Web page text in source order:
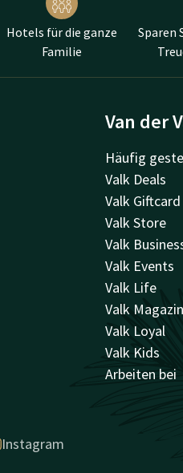
Hotels für die ganze
Familie
Sparen
Van der
Häufig
Valk Deals
Valk Giftcard
Valk Store
Valk
Valk Events
Valk Life
Valk
Valk Loyal
Valk Kids
Arbeiten bei
Instagram